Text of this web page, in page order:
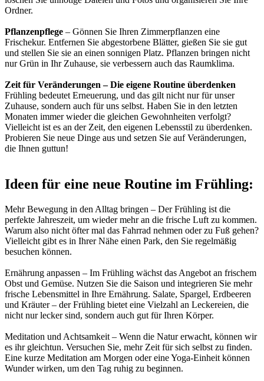
Ordner.
Pflanzenpflege – Gönnen Sie Ihren Zimmerpflanzen eine
Frischekur. Entfernen Sie abgestorbene Blätter, gießen Sie sie gut
und stellen Sie sie an einen sonnigen Platz. Pflanzen bringen nicht
nur Grün in Ihr Zuhause, sie verbessern auch das Raumklima.
Zeit für Veränderungen – Die eigene Routine überdenken
Frühling bedeutet Erneuerung, und das gilt nicht nur für unser
Zuhause, sondern auch für uns selbst. Haben Sie in den letzten
Monaten immer wieder die gleichen Gewohnheiten verfolgt?
Vielleicht ist es an der Zeit, den eigenen Lebensstil zu überdenken.
Probieren Sie neue Dinge aus und setzen Sie auf Veränderungen,
die Ihnen guttun!
Ideen für eine neue Routine im Frühling:
Mehr Bewegung in den Alltag bringen – Der Frühling ist die
perfekte Jahreszeit, um wieder mehr an die frische Luft zu kommen.
Warum also nicht öfter mal das Fahrrad nehmen oder zu Fuß gehen?
Vielleicht gibt es in Ihrer Nähe einen Park, den Sie regelmäßig
besuchen können.
Ernährung anpassen – Im Frühling wächst das Angebot an frischem
Obst und Gemüse. Nutzen Sie die Saison und integrieren Sie mehr
frische Lebensmittel in Ihre Ernährung. Salate, Spargel, Erdbeeren
und Kräuter – der Frühling bietet eine Vielzahl an Leckereien, die
nicht nur lecker sind, sondern auch gut für Ihren Körper.
Meditation und Achtsamkeit – Wenn die Natur erwacht, können wir
es ihr gleichtun. Versuchen Sie, mehr Zeit für sich selbst zu finden.
Eine kurze Meditation am Morgen oder eine Yoga-Einheit können
Wunder wirken, um den Tag ruhig zu beginnen.